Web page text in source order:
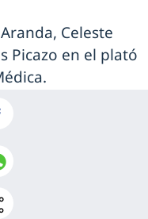
de ambas
sin conflicto?
sin conflicto no